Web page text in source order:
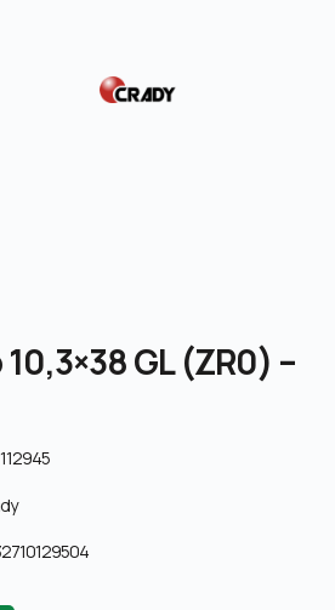
GL (ZR0) –